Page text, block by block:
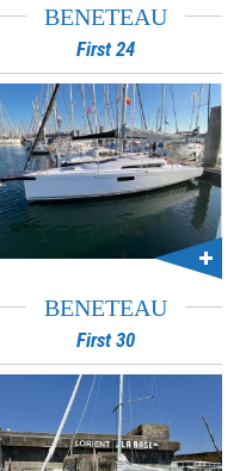
BENETEAU
First 24
BENETEAU
First 30